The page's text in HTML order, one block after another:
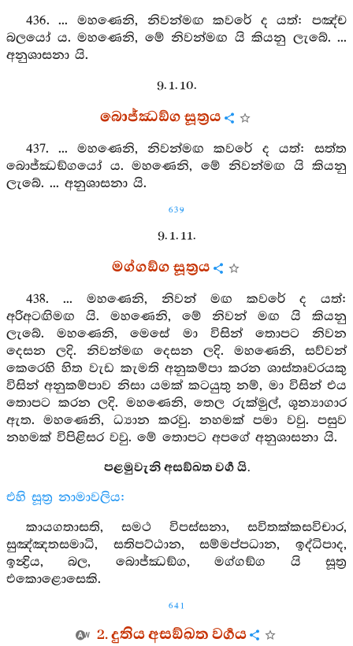
436. ... මහණෙනි, නිවන්මඟ කවරේ ද යත්: පඤ්ච
බලයෝ ය. මහණෙනි, මේ නිවන්මඟ යි කියනු ලැබේ. ...
අනුශාසනා යි.
9. 1. 10.
බොජ්ඣඞ්ග සූත්‍රය
437. ... මහණෙනි, නිවන්මඟ කවරේ ද යත්: සත්ත
බොජ්ඣඞ්ගයෝ ය. මහණෙනි, මේ නිවන්මඟ යි කියනු
ලැබේ. ... අනුශාසනා යි.
639
9. 1. 11.
මග්ගඞ්ග සූත්‍රය
438. ... මහණෙනි, නිවන් මඟ කවරේ ද යත්:
අරිඅටඟිමඟ යි. මහණෙනි, මේ නිවන් මඟ යි කියනු
ලැබේ. මහණෙනි, මෙසේ මා විසින් තොපට නිවන
දෙසන ලදි. නිවන්මඟ දෙසන ලදි. මහණෙනි, සව්වන්
කෙරෙහි හිත වැඩ කැමති අනුකම්පා කරන ශාස්තෘවරයකු
විසින් අනුකම්පාව නිසා යමක් කටයුතු නම්, මා විසින් එය
තොපට කරන ලදි. මහණෙනි, තෙල රුක්මුල්, ශූන්‍යාගාර
ඇත. මහණෙනි, ධ්‍යාන කරවු. නහමක් පමා වවු. පසුව
නහමක් විපිළිසර වවු. මේ තොපට අපගේ අනුශාසනා යි.
පළමුවැනි අසඞ්ඛත වර්‍ග යි.
එහි සූත්‍ර නාමාවලිය:
කායගතාසති, සමථ විපස්සනා, සවිතක්කසවිචාර,
සුඤ්ඤතසමාධි, සතිපට්ඨාන, සම්මප්පධාන, ඉද්ධිපාද,
ඉන්‍ද්‍රිය, බල, බොජ්ඣඞ්ග, මග්ගඞ්ග යි සූත්‍ර
එකොළොසෙකි.
641
2. දුතිය අසඞ්ඛත වර්‍ගය